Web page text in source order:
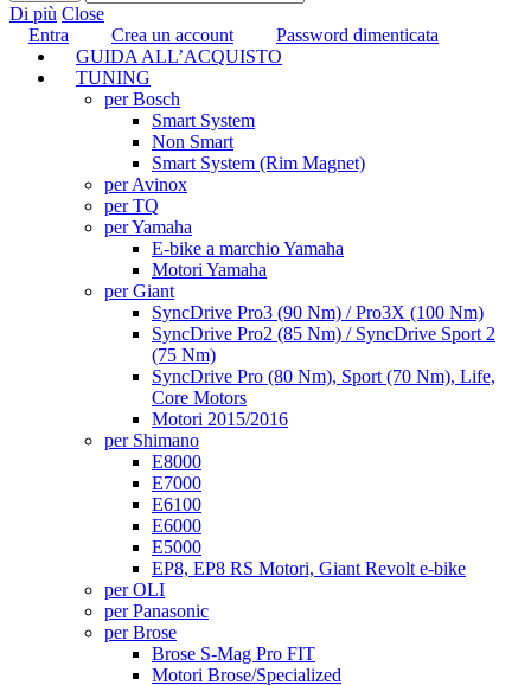
Di più Close
Entra
Crea un account
Password dimenticata
GUIDA ALL’ACQUISTO
TUNING
per Bosch
Smart System
Non Smart
Smart System (Rim Magnet)
per Avinox
per TQ
per Yamaha
E-bike a marchio Yamaha
Motori Yamaha
per Giant
SyncDrive Pro3 (90 Nm) / Pro3X (100 Nm)
SyncDrive Pro2 (85 Nm) / SyncDrive Sport 2
(75 Nm)
SyncDrive Pro (80 Nm), Sport (70 Nm), Life,
Core Motors
Motori 2015/2016
per Shimano
E8000
E7000
E6100
E6000
E5000
EP8, EP8 RS Motori, Giant Revolt e-bike
per OLI
per Panasonic
per Brose
Brose S-Mag Pro FIT
Motori Brose/Specialized